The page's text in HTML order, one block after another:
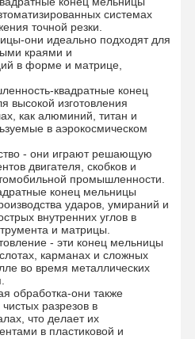
мельницы
из нержавеющей стали
мельницы
23 L100
29 L100
38 L100
системах
точной резки.
они идеально подходят для
краями и
в форме и матрице,
квадратные конец
высокой изготовления
как алюминий, титан и
в аэрокосмическом
- они играют решающую
двигателя, скобков и
промышленности.
конец мельницы
ударов, умираний и
внутренних углов в
и матрицы.
- эти конец мельницы
карманах и сложных
во время металлических
обработка-они также
разрезов в
что делает их
в пластиковой и